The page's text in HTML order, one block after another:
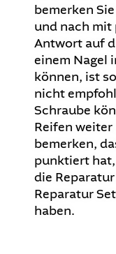
bemerken
und nach mit
Antwort auf
einem Nagel
können, ist
nicht
Schraube
Reifen weiter
bemerken,
punktiert
die
Reparatur
haben.